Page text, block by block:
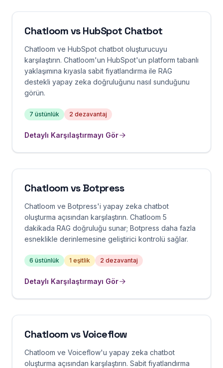
Chatloom vsHubSpot Chatbot
Chatloom ve HubSpot chatbot oluşturucuyu
karşılaştırın. Chatloom'un HubSpot'un platform tabanlı
yaklaşımına kıyasla sabit fiyatlandırma ile RAG
destekli yapay zeka doğruluğunu nasıl sunduğunu
görün.
7 üstünlük 2 dezavantaj
Detaylı Karşılaştırmayı Gör
Chatloom vsBotpress
Chatloom ve Botpress'i yapay zeka chatbot
oluşturma açısından karşılaştırın. Chatloom 5
dakikada RAG doğruluğu sunar; Botpress daha fazla
esneklikle derinlemesine geliştirici kontrolü sağlar.
6 üstünlük 1 eşitlik 2 dezavantaj
Detaylı Karşılaştırmayı Gör
Chatloom vsVoiceflow
Chatloom ve Voiceflow'u yapay zeka chatbot
oluşturma açısından karşılaştırın. Sabit fiyatlandırma